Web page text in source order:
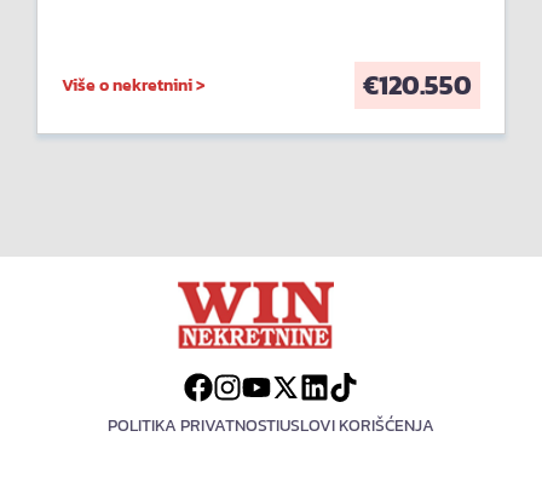
Više o nekretnini > €120.550
POLITIKA PRIVATNOSTIUSLOVI KORIŠĆENJA